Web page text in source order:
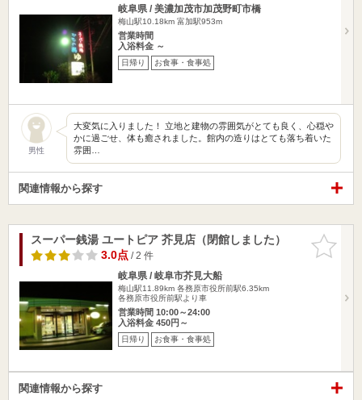
岐阜県 / 美濃加茂市加茂野町市橋
梅山駅10.18km 富加駅953m
営業時間
入浴料金 ～
日帰り お食事・食事処
男性
大変気に入りました！ 立地と建物の雰囲気がとても良く、心穏や
かに過ごせ、体も癒されました。館内の造りはとても落ち着いた
雰囲…
関連情報から探す
お気に入
りに追加
スーパー銭湯 ユートピア 芥見店（閉館しました）
3.0点/ 2 件
岐阜県 / 岐阜市芥見大船
梅山駅11.89km 各務原市役所前駅6.35km
各務原市役所前駅より車
営業時間 10:00～24:00
入浴料金 450円～
日帰り お食事・食事処
関連情報から探す